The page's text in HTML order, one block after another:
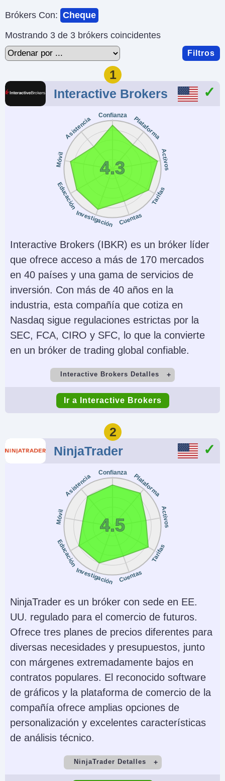
Brókers Con: Cheque
Mostrando 3 de 3 brókers coincidentes
Filtros
1
Interactive Brokers
Confianza Plataforma
Activos
Tarifas
Cuentas
Investigación
Educación
Móvil
Asistencia
4.3
Interactive Brokers (IBKR) es un bróker líder
que ofrece acceso a más de 170 mercados
en 40 países y una gama de servicios de
inversión. Con más de 40 años en la
industria, esta compañía que cotiza en
Nasdaq sigue regulaciones estrictas por la
SEC, FCA, CIRO y SFC, lo que la convierte
en un bróker de trading global confiable.
Interactive Brokers Detalles
Cuenta Demo
Yes
Depósito Mínimo
$0
$100
1:50 (major forex
pairs), 1:2-1:4
Copy Trading
No
Regulador
SEC, FINRA, CFTC,
NFA, CIRO, FCA, CBI,
ASIC, SFC, SEBI,
JFSA, MAS
Instrumentos
Futures, Forex, Funds,
Bonds, ETFs, Mutual
Funds,
Cryptocurrencies
(TWS), IBKR Desktop,
GlobalTrader, Mobile,
Client Portal,
AlgoTrader,
OmniTrader,
TradingView, eSignal,
TradingCentral,
ProRealTime,
Quantower
Monedas de cuenta
USD, EUR, GBP, CAD,
AUD, INR, JPY, SEK,
Capitalise.ai, TWS API
Ir a Interactive Brokers
2
NinjaTrader
Confianza Plataforma
Activos
Tarifas
Cuentas
Investigación
Educación
Móvil
Asistencia
4.5
NinjaTrader es un bróker con sede en EE.
UU. regulado para el comercio de futuros.
Ofrece tres planes de precios diferentes para
diversas necesidades y presupuestos, junto
con márgenes extremadamente bajos en
contratos populares. El reconocido software
de gráficos y la plataforma de comercio de la
compañía ofrece amplias opciones de
personalización y excelentes características
de análisis técnico.
NinjaTrader Detalles